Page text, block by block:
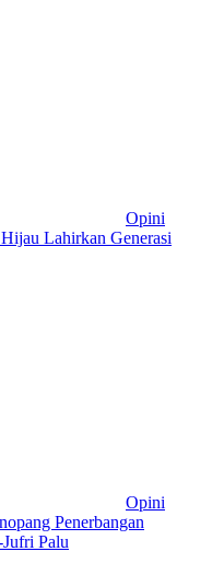
Opini
Lahirkan Generasi
Opini
Penerbangan
Palu